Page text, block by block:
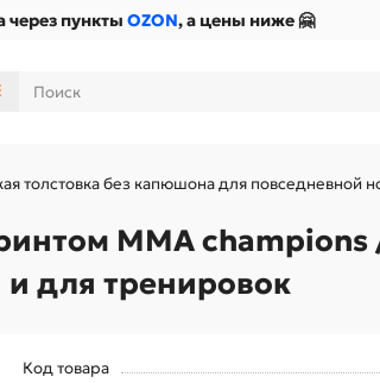
через пункты OZON, а цены ниже 🤗
без капюшона для повседневной
MMA champions
для тренировок
Код товара